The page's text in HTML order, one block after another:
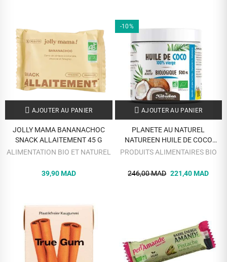
AJOUTER AU PANIER
JOLLY MAMA BANANACHOC
SNACK ALLAITEMENT 45 G
ALIMENTATION BIO ET NATUREL
39,90 MAD
-10%
AJOUTER AU PANIER
PLANETE AU NATUREL
NATUREEN HUILE DE COCO
VIERGE 500 ML
PRODUITS ALIMENTAIRES BIO
246,00 MAD 221,40 MAD